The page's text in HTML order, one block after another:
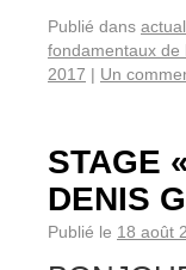
Publié dans
fondamentaux de
2017 | Un
STAGE
DENIS
Publié le 18 août